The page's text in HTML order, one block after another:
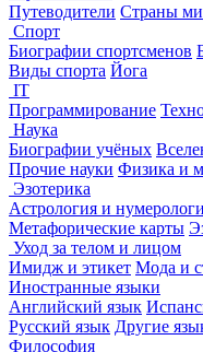
Путеводители Страны
Спорт
Биографии спортсменов
Виды спорта Йога
IT
Программирование
Наука
Биографии учёных
Прочие науки Физика и
Эзотерика
Астрология и
Метафорические карты
Уход за телом и лицом
Имидж и этикет Мода и
Иностранные языки
Английский язык
Русский язык Другие
Философия